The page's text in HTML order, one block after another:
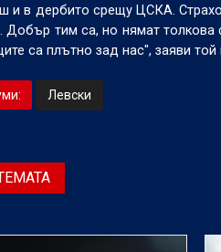
и в дербито срещу ЦСКА.
тим са, но нямат толкова
са плътно зад нас", заяви
Левски